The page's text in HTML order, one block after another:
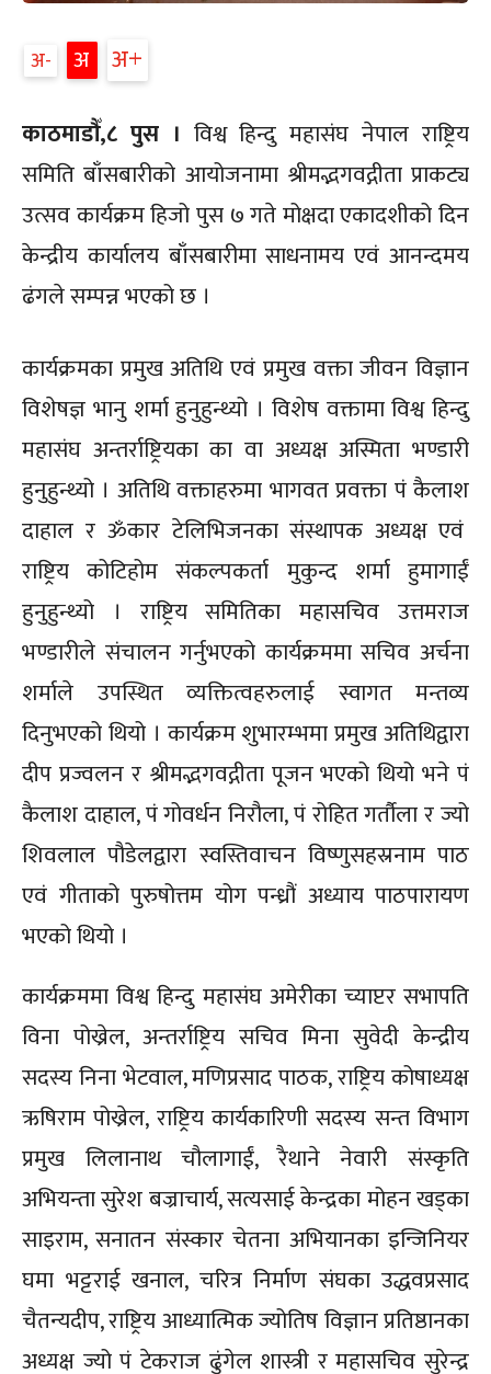
अ- अ अ+
काठमाडौँ,८ पुस । विश्व हिन्दु महासंघ नेपाल राष्ट्रिय
समिति बाँसबारीको आयोजनामा श्रीमद्भगवद्गीता प्राकट्य
उत्सव कार्यक्रम हिजो पुस ७ गते मोक्षदा एकादशीको दिन
केन्द्रीय कार्यालय बाँसबारीमा साधनामय एवं आनन्दमय
ढंगले सम्पन्न भएको छ ।
कार्यक्रमका प्रमुख अतिथि एवं प्रमुख वक्ता जीवन विज्ञान
विशेषज्ञ भानु शर्मा हुनुहुन्थ्यो । विशेष वक्तामा विश्व हिन्दु
महासंघ अन्तर्राष्ट्रियका का वा अध्यक्ष अस्मिता भण्डारी
हुनुहुन्थ्यो । अतिथि वक्ताहरुमा भागवत प्रवक्ता पं कैलाश
दाहाल र ॐकार टेलिभिजनका संस्थापक अध्यक्ष एवं
राष्ट्रिय कोटिहोम संकल्पकर्ता मुकुन्द शर्मा हुमागाईं
हुनुहुन्थ्यो । राष्ट्रिय समितिका महासचिव उत्तमराज
भण्डारीले संचालन गर्नुभएको कार्यक्रममा सचिव अर्चना
शर्माले उपस्थित व्यक्तित्वहरुलाई स्वागत मन्तव्य
दिनुभएको थियो । कार्यक्रम शुभारम्भमा प्रमुख अतिथिद्वारा
दीप प्रज्वलन र श्रीमद्भगवद्गीता पूजन भएको थियो भने पं
कैलाश दाहाल, पं गोवर्धन निरौला, पं रोहित गर्तौला र ज्यो
शिवलाल पौडेलद्वारा स्वस्तिवाचन विष्णुसहस्रनाम पाठ
एवं गीताको पुरुषोत्तम योग पन्ध्रौं अध्याय पाठपारायण
भएको थियो ।
कार्यक्रममा विश्व हिन्दु महासंघ अमेरीका च्याप्टर सभापति
विना पोख्रेल, अन्तर्राष्ट्रिय सचिव मिना सुवेदी केन्द्रीय
सदस्य निना भेटवाल, मणिप्रसाद पाठक, राष्ट्रिय कोषाध्यक्ष
ऋषिराम पोख्रेल, राष्ट्रिय कार्यकारिणी सदस्य सन्त विभाग
प्रमुख लिलानाथ चौलागाईं, रैथाने नेवारी संस्कृति
अभियन्ता सुरेश बज्राचार्य, सत्यसाई केन्द्रका मोहन खड्का
साइराम, सनातन संस्कार चेतना अभियानका इन्जिनियर
घमा भट्टराई खनाल, चरित्र निर्माण संघका उद्धवप्रसाद
चैतन्यदीप, राष्ट्रिय आध्यात्मिक ज्योतिष विज्ञान प्रतिष्ठानका
अध्यक्ष ज्यो पं टेकराज ढुंगेल शास्त्री र महासचिव सुरेन्द्र